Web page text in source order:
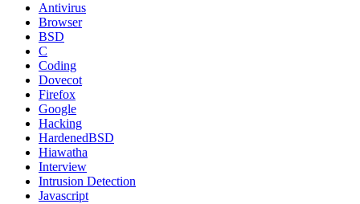
Antivirus
Browser
BSD
C
Coding
Dovecot
Firefox
Google
Hacking
HardenedBSD
Hiawatha
Interview
Intrusion Detection
Javascript